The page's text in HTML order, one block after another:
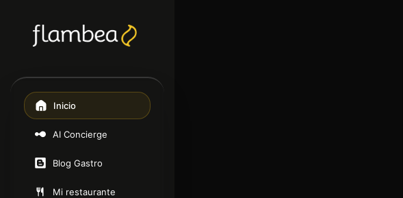
Inicio
AI Concierge
Blog Gastro
Mi restaurante